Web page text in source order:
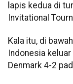
lapis kedua di
Invitational
Kala itu, di
Indonesia
Denmark 4-2